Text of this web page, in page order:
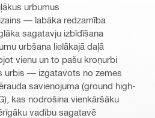
urbumus
— labāka redzamība
sagatavju izbīdīšana
urbšana lielākajā daļā
vienu un to pašu kroņurbi
urbis — izgatavots no zemes
savienojuma (ground high-
kas nodrošina vienkāršāku
vadību sagatavē